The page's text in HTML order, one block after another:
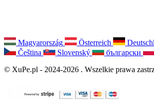
Magyarország Österreich
Čeština
Slovenský български
© XuPe.pl - 2024-2026 . Wszelkie prawa